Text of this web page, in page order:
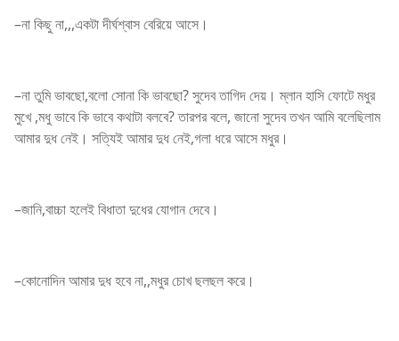
–না কিছু না,,,একটা দীর্ঘশ্বাস বেরিয়ে আসে।
–না তুমি ভাবছো,বলো সোনা কি ভাবছো? সুদেব তাগিদ দেয়। ম্লান হাসি ফোটে মধুর
মুখে ,মধু ভাবে কি ভাবে কথাটা বলবে? তারপর বলে, জানো সুদেব তখন আমি বলেছিলাম
আমার দুধ নেই। সত্যিই আমার দুধ নেই,গলা ধরে আসে মধুর।
–জানি,বাচ্চা হলেই বিধাতা দুধের যোগান দেবে।
–কোনোদিন আমার দুধ হবে না,,মধুর চোখ ছলছল করে।